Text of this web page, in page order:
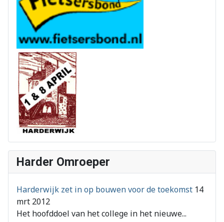
Harder Omroeper
Harderwijk zet in op bouwen voor de toekomst 14
mrt 2012
Het hoofddoel van het college in het nieuwe...